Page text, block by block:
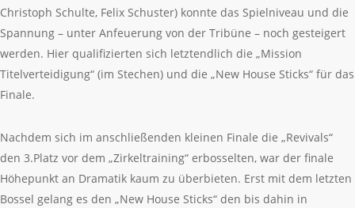
Christoph Schulte, Felix Schuster) konnte das Spielniveau und die
Spannung – unter Anfeuerung von der Tribüne – noch gesteigert
werden. Hier qualifizierten sich letztendlich die „Mission
Titelverteidigung“ (im Stechen) und die „New House Sticks“ für das
Finale.
Nachdem sich im anschließenden kleinen Finale die „Revivals“
den 3.Platz vor dem „Zirkeltraining“ erbosselten, war der finale
Höhepunkt an Dramatik kaum zu überbieten. Erst mit dem letzten
Bossel gelang es den „New House Sticks“ den bis dahin in